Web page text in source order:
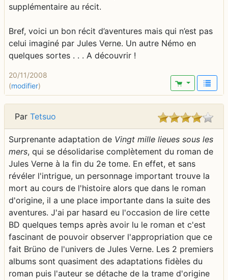
supplémentaire au récit.
Bref, voici un bon récit d’aventures mais qui n’est pas
celui imaginé par Jules Verne. Un autre Némo en
quelques sortes . . . A découvrir !
20/11/2008
(modifier)
Par Tetsuo
Surprenante adaptation de Vingt mille lieues sous les
mers, qui se désolidarise complètement du roman de
Jules Verne à la fin du 2e tome. En effet, et sans
révéler l'intrigue, un personnage important trouve la
mort au cours de l'histoire alors que dans le roman
d'origine, il a une place importante dans la suite des
aventures. J'ai par hasard eu l'occasion de lire cette
BD quelques temps après avoir lu le roman et c'est
fascinant de pouvoir observer l'appropriation que ce
fait Brüno de l'univers de Jules Verne. Les 2 premiers
albums sont quasiment des adaptations fidèles du
roman puis l'auteur se détache de la trame d'origine